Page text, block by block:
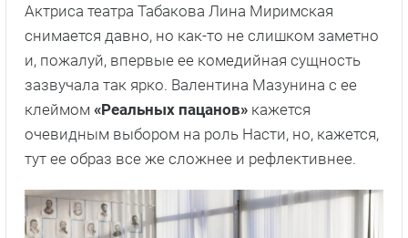
Актриса театра Табакова Лина Миримская
снимается давно, но как-то не слишком заметно
и, пожалуй, впервые ее комедийная сущность
зазвучала так ярко. Валентина Мазунина с ее
клеймом «Реальных пацанов» кажется
очевидным выбором на роль Насти, но, кажется,
тут ее образ все же сложнее и рефлективнее.